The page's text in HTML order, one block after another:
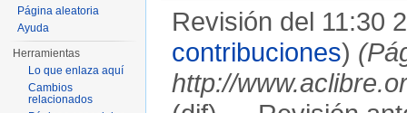
Revisión del 11:30
contribuciones)
http://
Página aleatoria
Ayuda
Herramientas
Lo que enlaza aquí
Cambios
relacionados